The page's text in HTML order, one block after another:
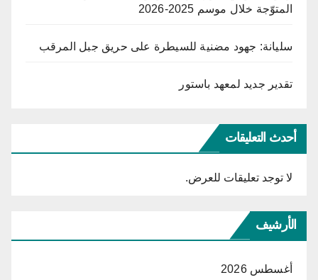
المتوّجة خلال موسم 2025-2026
سليانة: جهود مضنية للسيطرة على حريق جبل المرقب
تقدير جديد لمعهد باستور
أحدث التعليقات
لا توجد تعليقات للعرض.
الأرشيف
أغسطس 2026